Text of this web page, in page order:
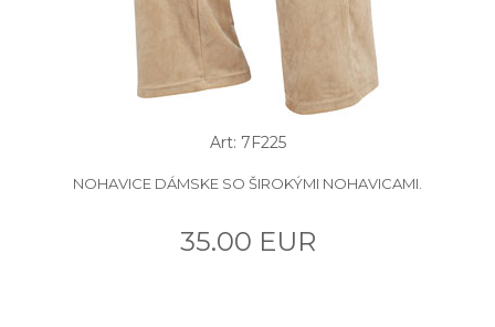
Art: 7F225
NOHAVICE DÁMSKE SO ŠIROKÝMI NOHAVICAMI.
35.00 EUR